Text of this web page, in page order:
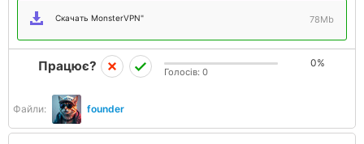
Скачать MonsterVPN" 78Mb
Файли: founder
Працює? 0%
Голосів: 0